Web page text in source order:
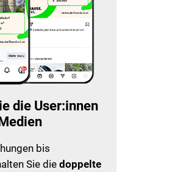
die User:innen
bis
Sie die doppelte